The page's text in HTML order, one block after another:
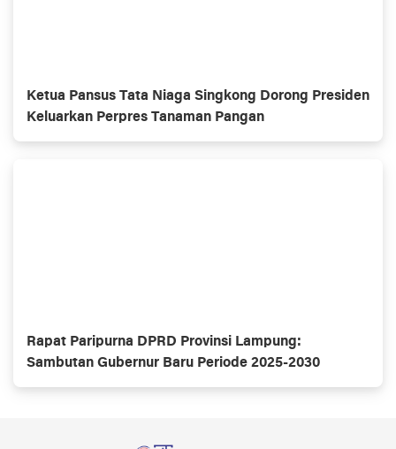
Ketua Pansus Tata Niaga Singkong Dorong Presiden
Keluarkan Perpres Tanaman Pangan
Rapat Paripurna DPRD Provinsi Lampung:
Sambutan Gubernur Baru Periode 2025-2030